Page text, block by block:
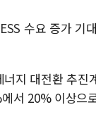
수요 증가 기
지 대전환 추진
서 20% 이상으